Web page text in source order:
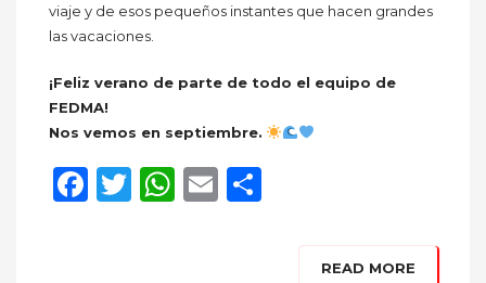
viaje y de esos pequeños instantes que hacen grandes
las vacaciones.
¡Feliz verano de parte de todo el equipo de
FEDMA!
Nos vemos en septiembre.
Facebook
Twitter
WhatsApp
Email
READ MORE